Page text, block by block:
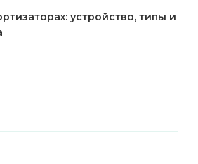
устройство, типы и